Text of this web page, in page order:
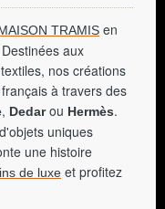
TRAMIS en
aux
nos créations
à travers des
, Dedarou Hermès.
uniques
une histoire
de luxe et profitez